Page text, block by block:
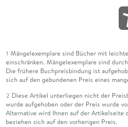
1 Mängelexemplare sind Bücher mit
einschränken. Mängelexemplare sind
Die frühere Buchpreisbindung ist
sich auf den gebundenen Preis eines
2 Diese Artikel unterliegen nicht der
wurde aufgehoben oder der Preis wurde
Alternative wird Ihnen auf der Artikelseite
beziehen sich auf den vorherigen Preis.